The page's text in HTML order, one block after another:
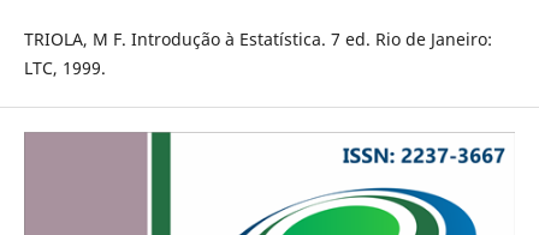
TRIOLA, M F. Introdução à Estatística. 7 ed. Rio de Janeiro:
LTC, 1999.